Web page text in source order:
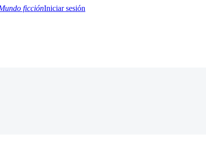
ficciónIniciar sesión